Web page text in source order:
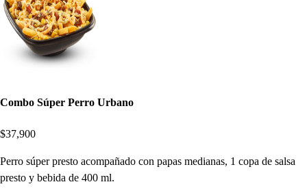
Combo Súper Perro Urbano
$37,900
Perro súper presto acompañado con papas medianas, 1 copa de salsa
presto y bebida de 400 ml.